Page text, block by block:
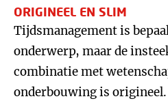
ORIGINEEL EN SLIM
Tijdsmanagement is
onderwerp, maar de
combinatie met
onderbouwing is origineel.